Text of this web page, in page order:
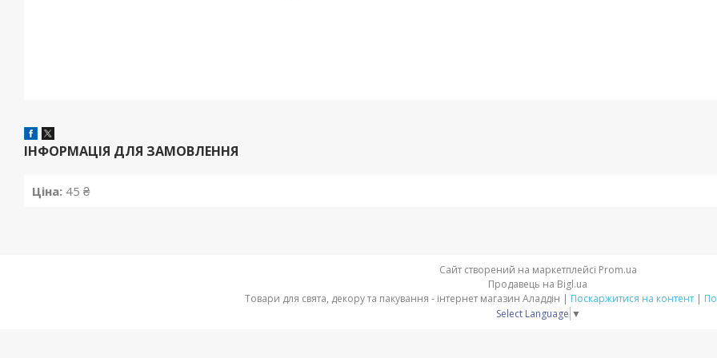
ІНФОРМАЦІЯ ДЛЯ ЗАМОВЛЕННЯ
Ціна: 45 ₴
Сайт створений на маркетплейсі Prom.ua
Продавець на Bigl.ua
Товари для свята, декору та пакування - інтернет магазин Аладдін | Поскаржитися на контент |
Select Language ▼